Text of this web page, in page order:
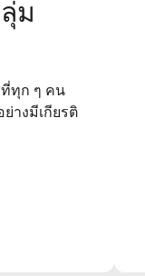
ม
ทุก ๆ คน
างมีเกียรติ